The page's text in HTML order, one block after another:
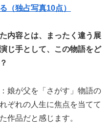
（独占写真10点）
内容とは、まったく違う展
じ手として、この物語をど
娘が父を「さがす」物語の
ぞれの人生に焦点を当てて
作品だと感じます。